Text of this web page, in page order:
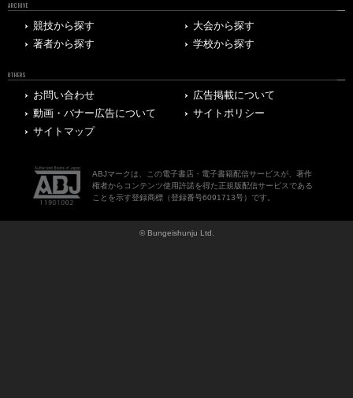
ARCHIVE
競技から探す
大会から探す
著者から探す
学校から探す
OTHERS
お問い合わせ
広告掲載について
動画・バナー広告について
サイトポリシー
サイトマップ
ABJマークは、この電子書店・電子書籍配信サービスが、著作
権者からコンテンツ使用許諾を得た正規版配信サービスである
ことを示す登録商標（登録番号6091713号）です。
© Bungeishunju Ltd.